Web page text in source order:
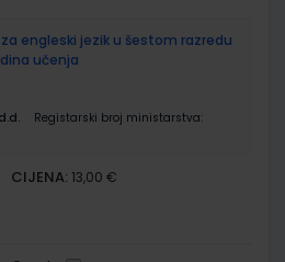
za engleski jezik u šestom razredu
učenja
Registarski broj ministarstva:
CIJENA: 13,00 €